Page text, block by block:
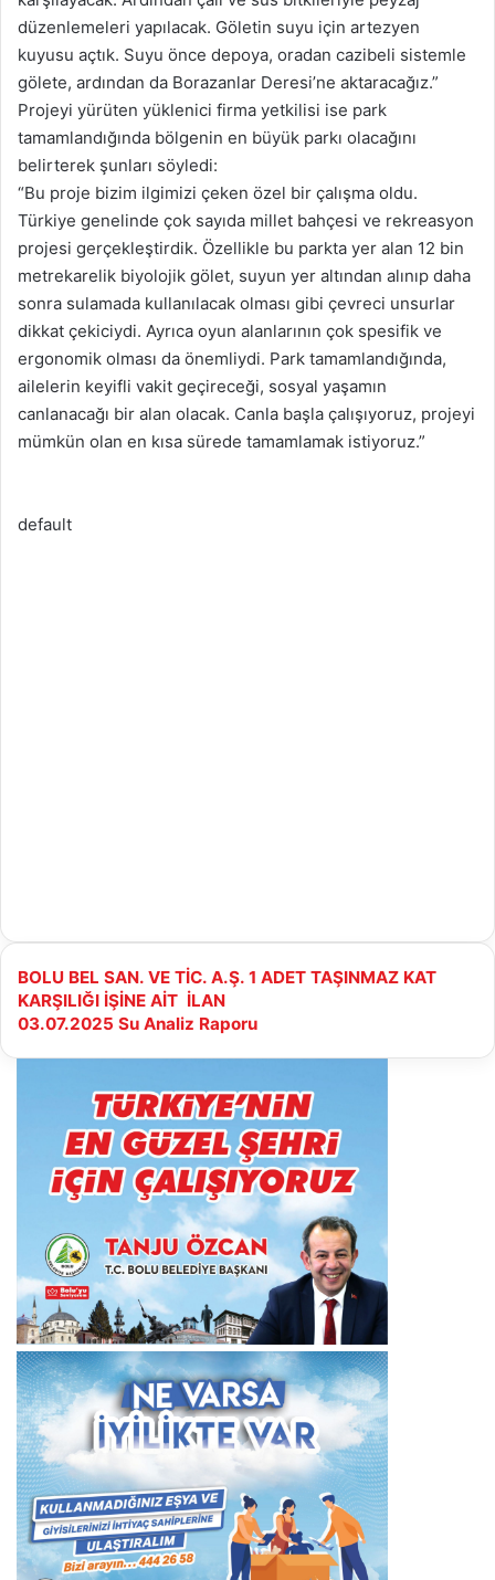
düzenlemeleri yapılacak. Göletin suyu için artezyen
kuyusu açtık. Suyu önce depoya, oradan cazibeli sistemle
gölete, ardından da Borazanlar Deresi’ne aktaracağız.”
Projeyi yürüten yüklenici firma yetkilisi ise park
tamamlandığında bölgenin en büyük parkı olacağını
belirterek şunları söyledi:
“Bu proje bizim ilgimizi çeken özel bir çalışma oldu.
Türkiye genelinde çok sayıda millet bahçesi ve rekreasyon
projesi gerçekleştirdik. Özellikle bu parkta yer alan 12 bin
metrekarelik biyolojik gölet, suyun yer altından alınıp daha
sonra sulamada kullanılacak olması gibi çevreci unsurlar
dikkat çekiciydi. Ayrıca oyun alanlarının çok spesifik ve
ergonomik olması da önemliydi. Park tamamlandığında,
ailelerin keyifli vakit geçireceği, sosyal yaşamın
canlanacağı bir alan olacak. Canla başla çalışıyoruz, projeyi
mümkün olan en kısa sürede tamamlamak istiyoruz.”
default
BOLU
BEL
SAN.
TAŞINMAZ
KARŞILIĞI
İLAN
BOLU BEL SAN. VE TİC. A.Ş. 1 ADET TAŞINMAZ KAT
KARŞILIĞI İŞİNE AİT İLAN
03.07.2025
03.07.2025 Su Analiz Raporu